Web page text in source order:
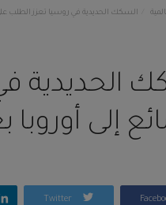
السكك الحديدية في روسيا تعزز الطلب على
الحديدية
إلى
Twitter